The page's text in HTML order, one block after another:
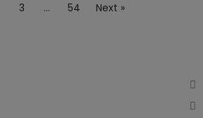
3 … 54 Next »